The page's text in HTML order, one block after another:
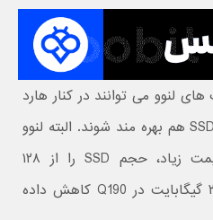
لنوو می توانند در کنار هارد
دیسک دستگاه خود از درایو SSD هم بهره مند شوند. البته لنوو
برای جلوگیری از افزایش قیمت زیاد، حجم SSD را از ۱۲۸
گیگابایت در مدل Q180 به ۲۴ گیگابایت در Q190 کاهش داده